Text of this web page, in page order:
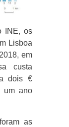
INE, os
Lisboa
em
custa
dois €
um ano
as